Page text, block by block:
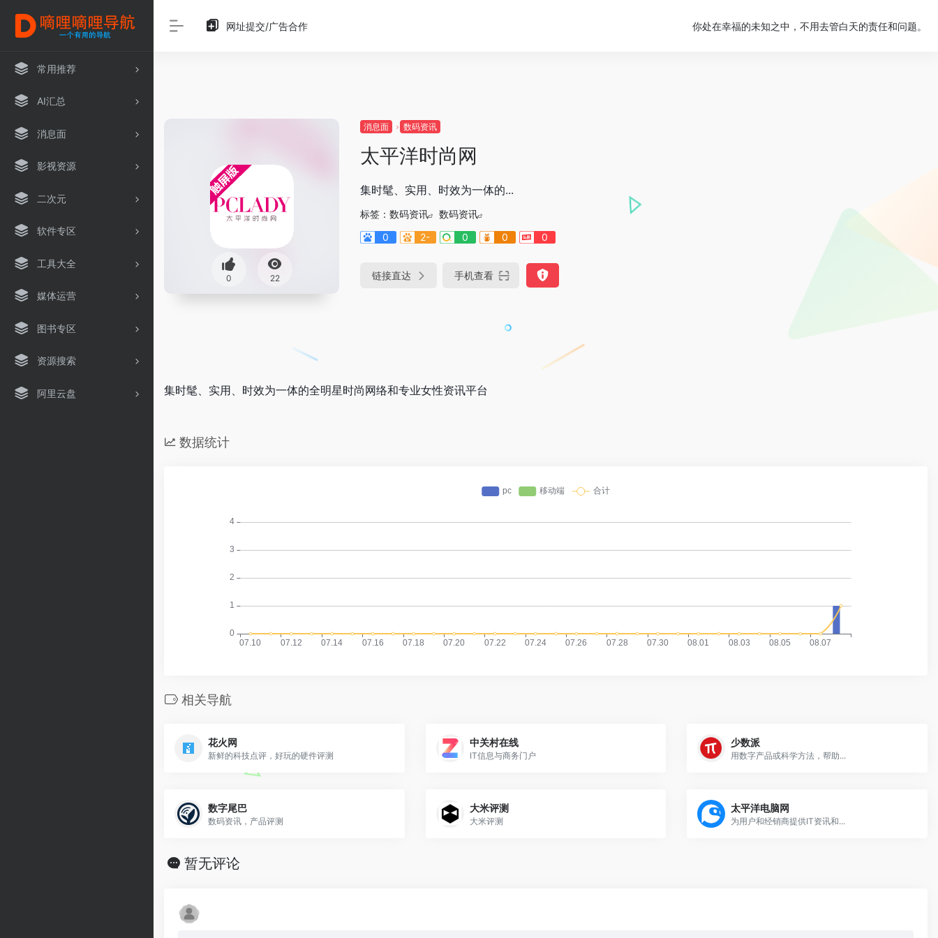
常用推荐
AI汇总
消息面
影视资源
二次元
软件专区
工具大全
媒体运营
图书专区
资源搜索
阿里云盘
网址提交/广告合作 你处在幸福的未知之中，不用去管白天的责任和问题。
0 22
消息面 数码资讯
太平洋时尚网
集时髦、实用、时效为一体的...
标签： 数码资讯
数码资讯
0
2- 0 0 0
链接直达 手机查看
集时髦、实用、时效为一体的全明星时尚网络和专业女性资讯平台
数据统计
相关导航
花火网
新鲜的科技点评，好玩的硬件评测
中关村在线
IT信息与商务门户
少数派
用数字产品或科学方法，帮助...
数字尾巴
数码资讯，产品评测
大米评测
大米评测
太平洋电脑网
为用户和经销商提供IT资讯和...
暂无评论